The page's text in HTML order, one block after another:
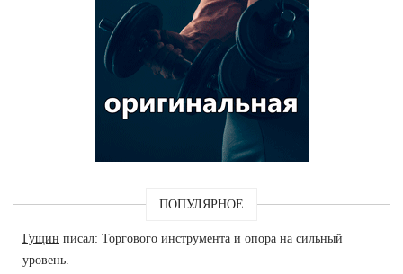
ПОПУЛЯРНОЕ
Гущин писал: Торгового инструмента и опора на сильный
уровень.